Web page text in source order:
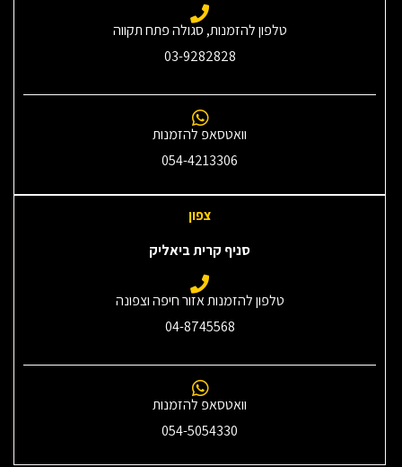
טלפון להזמנות, סגולה פתח תקווה
03-9282828
וואטסאפ להזמנות
054-4213306
צפון
סניף קרית ביאליק
טלפון להזמנות אזור חיפה וצפונה
04-8745568
וואטסאפ להזמנות
054-5054330